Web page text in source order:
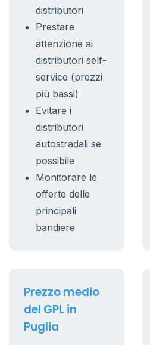
distributori
Prestare
attenzione ai
distributori self-
service (prezzi
più bassi)
Evitare i
distributori
autostradali se
possibile
Monitorare le
offerte delle
principali
bandiere
Prezzo medio
del GPL in
Puglia